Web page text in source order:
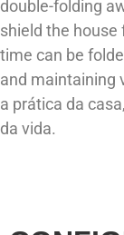
double-folding
shield the house
time can be
and maintaining
a prática da
da vida.